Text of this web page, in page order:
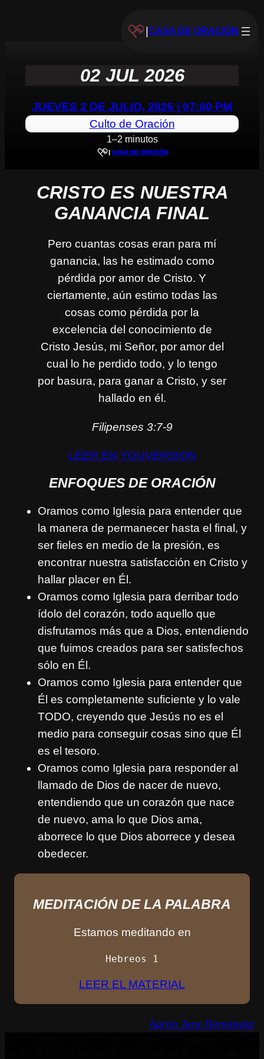
|CASA DE ORACIÓN
02 JUL 2026
JUEVES 2 DE JULIO, 2026 | 07:00 PM
Culto de Oración
1–2 minutos
| CASA DE ORACIÓN
CRISTO ES NUESTRA
GANANCIA FINAL
Pero cuantas cosas eran para mí
ganancia, las he estimado como
pérdida por amor de Cristo. Y
ciertamente, aún estimo todas las
cosas como pérdida por la
excelencia del conocimiento de
Cristo Jesús, mi Señor, por amor del
cual lo he perdido todo, y lo tengo
por basura, para ganar a Cristo, y ser
hallado en él.
Filipenses 3:7-9
LEER EN YOUVERSION
ENFOQUES DE ORACIÓN
Oramos como Iglesia para entender que
la manera de permanecer hasta el final, y
ser fieles en medio de la presión, es
encontrar nuestra satisfacción en Cristo y
hallar placer en Él.
Oramos como Iglesia para derribar todo
ídolo del corazón, todo aquello que
disfrutamos más que a Dios, entendiendo
que fuimos creados para ser satisfechos
sólo en Él.
Oramos como Iglesia para entender que
Él es completamente suficiente y lo vale
TODO, creyendo que Jesús no es el
medio para conseguir cosas sino que Él
es el tesoro.
Oramos como Iglesia para responder al
llamado de Dios de nacer de nuevo,
entendiendo que un corazón que nace
de nuevo, ama lo que Dios ama,
aborrece lo que Dios aborrece y desea
obedecer.
MEDITACIÓN DE LA PALABRA
Estamos meditando en
Hebreos 1
LEER EL MATERIAL
Aarón Jara Hernández